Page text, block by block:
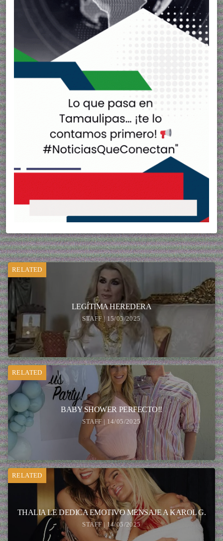
RELATED
LEGÍTIMA HEREDERA
STAFF | 15/05/2025
RELATED
BABY SHOWER PERFECTO!!
STAFF | 14/05/2025
RELATED
THALIA LE DEDICA EMOTIVO MENSAJE A KAROL G.
STAFF | 14/05/2025